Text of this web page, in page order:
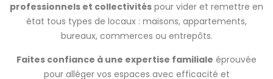
professionnels et collectivités pour vider et remettre en
état tous types de locaux : maisons, appartements,
bureaux, commerces ou entrepôts.
Faites confiance à une expertise familiale éprouvée
pour alléger vos espaces avec efficacité et